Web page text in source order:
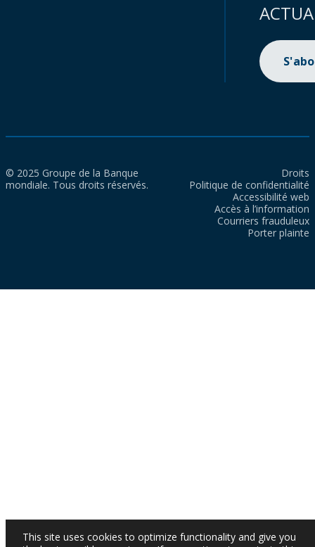
© 2025 Groupe de la Banque
mondiale. Tous droits réservés.
Droits
Politique de confidentialité
Accessibilité web
Accès à l’information
Courriers frauduleux
Porter plainte
This site uses cookies to optimize functionality and give you